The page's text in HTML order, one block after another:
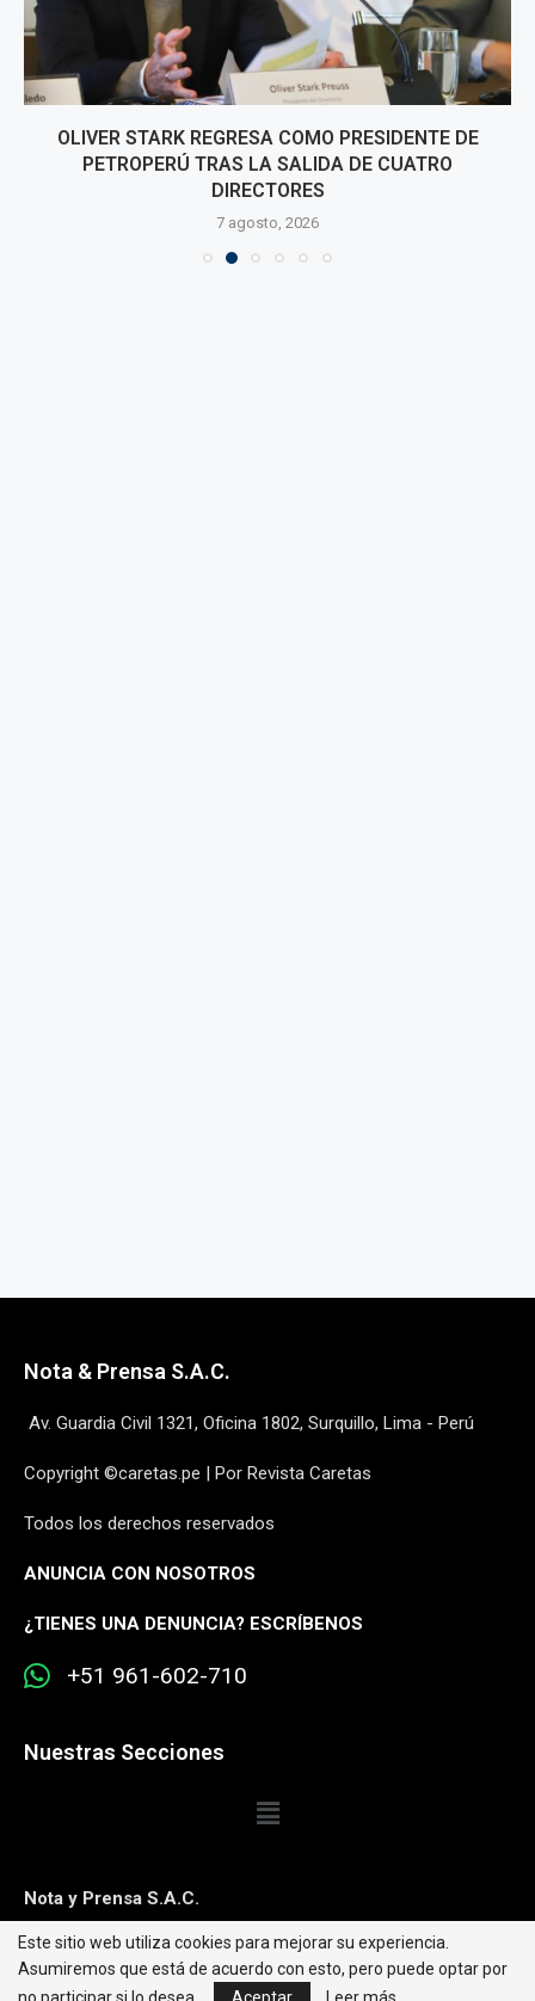
OLIVER STARK REGRESA COMO PRESIDENTE DE
PETROPERÚ TRAS LA SALIDA DE CUATRO
DIRECTORES
7 agosto, 2026
Nota & Prensa S.A.C.
Av. Guardia Civil 1321, Oficina 1802, Surquillo, Lima - Perú
Copyright ©caretas.pe | Por Revista Caretas
Todos los derechos reservados
ANUNCIA CON NOSOTROS
¿TIENES UNA DENUNCIA? ESCRÍBENOS
+51 961-602-710
Nuestras Secciones
Nota y Prensa S.A.C.
Contacto:editorweb@caretas.com.pe
Este sitio web utiliza cookies para mejorar su experiencia.
Asumiremos que está de acuerdo con esto, pero puede optar por